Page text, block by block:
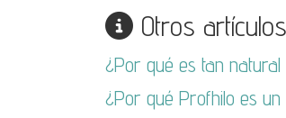
Otros
¿Por qué es tan
¿Por qué Profhilo es